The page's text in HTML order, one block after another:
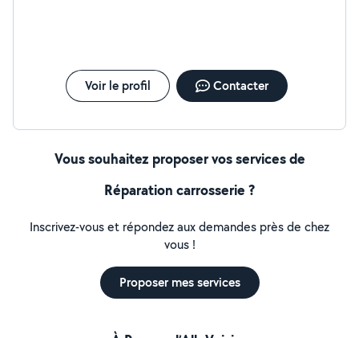
Voir le profil Contacter
Vous souhaitez proposer vos services de
Réparation carrosserie ?
Inscrivez-vous et répondez aux demandes près de chez
vous !
Proposer mes services